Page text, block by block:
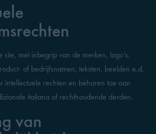
site, met inbegrip van de merken, logo’s,
of bedrijfsnamen, teksten, beelden e.d.
intellectuele rechten en behoren toe aan
italiana of rechthoudende derden.
van